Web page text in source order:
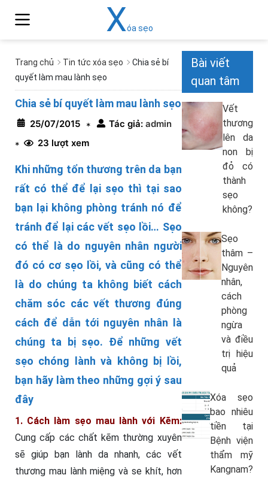
Xóa sẹo
Trang chủ Tin tức xóa sẹo
Chia sẻ bí
quyết làm mau lành sẹo
Chia sẻ bí quyết làm mau lành sẹo
25/07/2015 * Tác giả: admin
*
23 lượt xem
Khi những tổn thương trên da bạn
rất có thể để lại sẹo thì tại sao
bạn lại không phòng tránh nó để
tránh để lại các vết sẹo lồi… Sẹo
có thể là do nguyên nhân người
đó có cơ sẹo lồi, và cũng có thể
là do chúng ta không biết cách
chăm sóc các vết thương đúng
cách để dẫn tới nguyên nhân là
chúng ta bị sẹo. Để những vết
sẹo chóng lành và không bị lồi,
bạn hãy làm theo những gợi ý sau
đây
1. Cách làm sẹo mau lành với Kẽm:
Cung cấp các chất kẽm thường xuyên
sẽ giúp bạn lành da nhanh, các vết
thương mau lành miệng và se khít, hơn
Bài viết
quan tâm
Vết
thương
lên da
non bị
đỏ có
thành
sẹo
không?
Sẹo
thâm –
Nguyên
nhân,
cách
phòng
ngừa
và điều
trị hiệu
quả
Xóa sẹo
bao nhiêu
tiền tại
Bệnh viện
thẩm mỹ
Kangnam?